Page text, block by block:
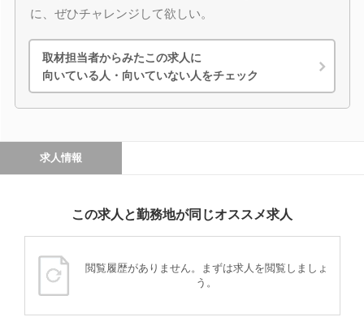
に、ぜひチャレンジして欲しい。
取材担当者からみたこの求人に
向いている人・向いていない人をチェック
求人情報
この求人と勤務地が同じオススメ求人
閲覧履歴がありません。まずは求人を閲覧しましょ
う。